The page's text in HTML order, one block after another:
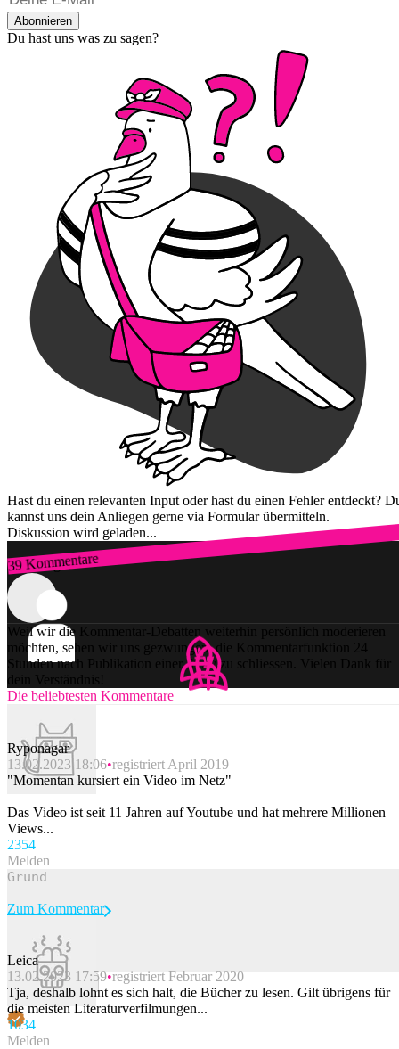
Abonnieren
Du hast uns was zu sagen?
Hast du einen relevanten Input oder hast du einen Fehler entdeckt?
kannst uns dein Anliegen gerne via Formular übermitteln.
Diskussion wird geladen...
39 Kommentare
Zum Login
Weil wir die Kommentar-Debatten weiterhin persönlich moderieren
möchten, sehen wir uns gezwungen, die Kommentarfunktion 24
Stunden nach Publikation einer Story zu schliessen. Vielen Dank für
dein Verständnis!
Die beliebtesten Kommentare
Ryponagar
13.02.2023 18:06 registriert April 2019
"Momentan kursiert ein Video im Netz"
Das Video ist seit 11 Jahren auf Youtube und hat mehrere Millionen
Views...
2354
Melden
Beitrag melden
Zum Kommentar
Leica
13.02.2023 17:59 registriert Februar 2020
Tja, deshalb lohnt es sich halt, die Bücher zu lesen. Gilt übrigens für
die meisten Literaturverfilmungen...
1034
Melden